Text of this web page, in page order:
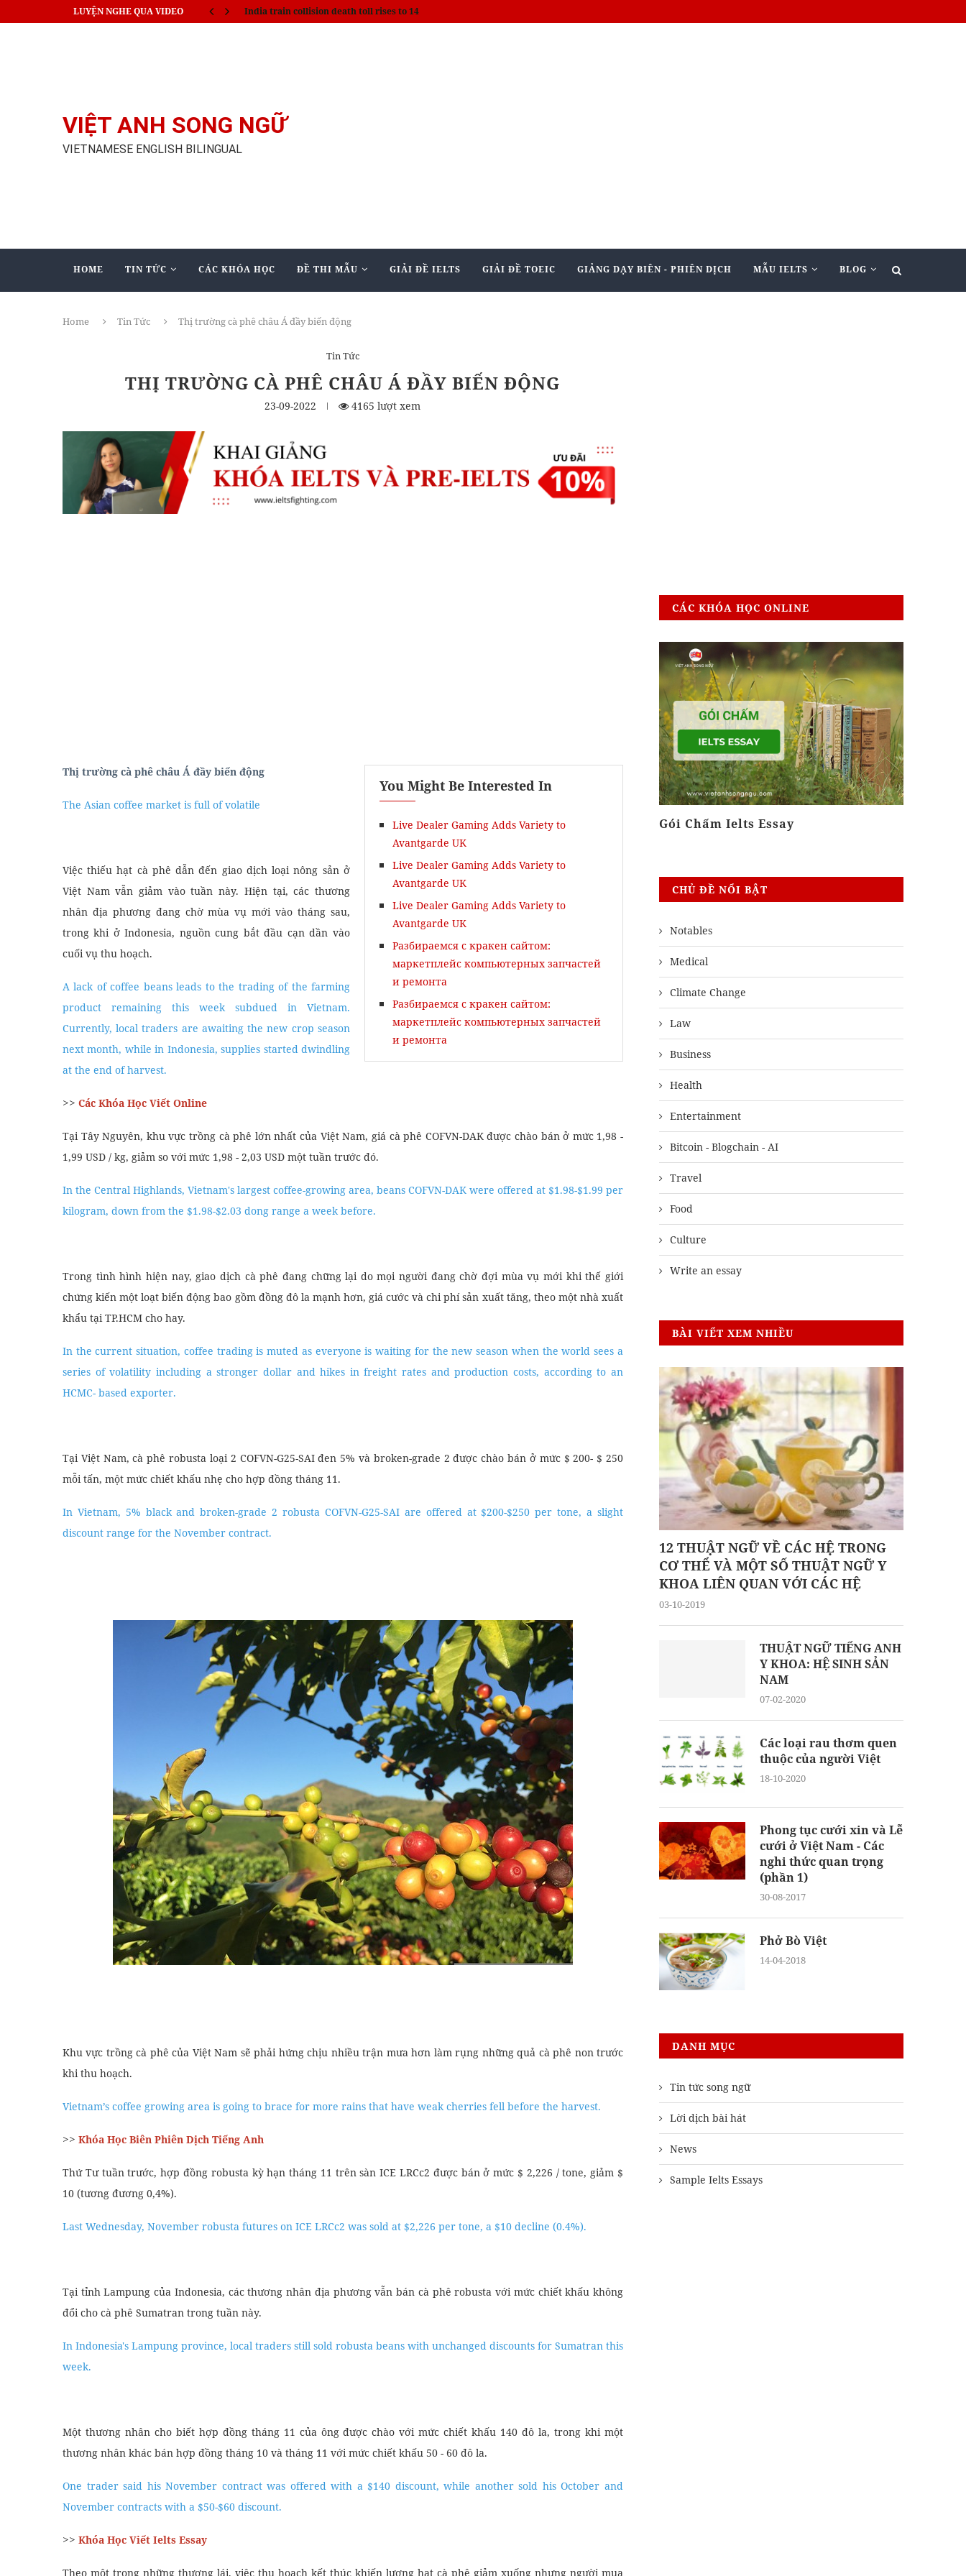
LUYỆN NGHE QUA VIDEO India train collision death toll rises to 14
VIỆT ANH SONG NGỮ
VIETNAMESE ENGLISH BILINGUAL
HOME TIN TỨC CÁC KHÓA HỌC ĐỀ THI MẪU GIẢI ĐỀ IELTS GIẢI ĐỀ TOEIC GIẢNG DẠY BIÊN - PHIÊN DỊCH MẪU IELTS BLOG
Home Tin Tức Thị trường cà phê châu Á đầy biến động
Tin Tức
THỊ TRƯỜNG CÀ PHÊ CHÂU Á ĐẦY BIẾN ĐỘNG
23-09-2022 4165 lượt xem
You Might Be Interested In
Live Dealer Gaming Adds Variety to
Avantgarde UK
Live Dealer Gaming Adds Variety to
Avantgarde UK
Live Dealer Gaming Adds Variety to
Avantgarde UK
Разбираемся с кракен сайтом:
маркетплейс компьютерных запчастей
и ремонта
Разбираемся с кракен сайтом:
маркетплейс компьютерных запчастей
и ремонта
Thị trường cà phê châu Á đầy biến động
The Asian coffee market is full of volatile
Việc thiếu hạt cà phê dẫn đến giao dịch loại nông sản ở
Việt Nam vẫn giảm vào tuần này. Hiện tại, các thương
nhân địa phương đang chờ mùa vụ mới vào tháng sau,
trong khi ở Indonesia, nguồn cung bắt đầu cạn dần vào
cuối vụ thu hoạch.
A lack of coffee beans leads to the trading of the farming
product remaining this week subdued in Vietnam.
Currently, local traders are awaiting the new crop season
next month, while in Indonesia, supplies started dwindling
at the end of harvest.
>> Các Khóa Học Viết Online
Tại Tây Nguyên, khu vực trồng cà phê lớn nhất của Việt Nam, giá cà phê COFVN-DAK được chào bán ở mức 1,98 -
1,99 USD / kg, giảm so với mức 1,98 - 2,03 USD một tuần trước đó.
In the Central Highlands, Vietnam's largest coffee-growing area, beans COFVN-DAK were offered at $1.98-$1.99 per
kilogram, down from the $1.98-$2.03 dong range a week before.
Trong tình hình hiện nay, giao dịch cà phê đang chững lại do mọi người đang chờ đợi mùa vụ mới khi thế giới
chứng kiến ​​một loạt biến động bao gồm đồng đô la mạnh hơn, giá cước và chi phí sản xuất tăng, theo một nhà xuất
khẩu tại TP.HCM cho hay.
In the current situation, coffee trading is muted as everyone is waiting for the new season when the world sees a
series of volatility including a stronger dollar and hikes in freight rates and production costs, according to an
HCMC- based exporter.
Tại Việt Nam, cà phê robusta loại 2 COFVN-G25-SAI đen 5% và broken-grade 2 được chào bán ở mức $ 200- $ 250
mỗi tấn, một mức chiết khấu nhẹ cho hợp đồng tháng 11.
In Vietnam, 5% black and broken-grade 2 robusta COFVN-G25-SAI are offered at $200-$250 per tone, a slight
discount range for the November contract.
Khu vực trồng cà phê của Việt Nam sẽ phải hứng chịu nhiều trận mưa hơn làm rụng những quả cà phê non trước
khi thu hoạch.
Vietnam’s coffee growing area is going to brace for more rains that have weak cherries fell before the harvest.
>> Khóa Học Biên Phiên Dịch Tiếng Anh
Thứ Tư tuần trước, hợp đồng robusta kỳ hạn tháng 11 trên sàn ICE LRCc2 được bán ở mức $ 2,226 / tone, giảm $
10 (tương đương 0,4%).
Last Wednesday, November robusta futures on ICE LRCc2 was sold at $2,226 per tone, a $10 decline (0.4%).
Tại tỉnh Lampung của Indonesia, các thương nhân địa phương vẫn bán cà phê robusta với mức chiết khấu không
đổi cho cà phê Sumatran trong tuần này.
In Indonesia's Lampung province, local traders still sold robusta beans with unchanged discounts for Sumatran this
week.
Một thương nhân cho biết hợp đồng tháng 11 của ông được chào với mức chiết khấu 140 đô la, trong khi một
thương nhân khác bán hợp đồng tháng 10 và tháng 11 với mức chiết khấu 50 - 60 đô la.
One trader said his November contract was offered with a $140 discount, while another sold his October and
November contracts with a $50-$60 discount.
>> Khóa Học Viết Ielts Essay
Theo một trong những thương lái, việc thu hoạch kết thúc khiến lượng hạt cà phê giảm xuống nhưng người mua
CÁC KHÓA HỌC ONLINE
Học Viết Email Gói Chấm Ielts Essay
CHỦ ĐỀ NỔI BẬT
Notables
Medical
Climate Change
Law
Business
Health
Entertainment
Bitcoin - Blogchain - AI
Travel
Food
Culture
Write an essay
BÀI VIẾT XEM NHIỀU
12 THUẬT NGỮ VỀ CÁC HỆ TRONG
CƠ THỂ VÀ MỘT SỐ THUẬT NGỮ Y
KHOA LIÊN QUAN VỚI CÁC HỆ
03-10-2019
THUẬT NGỮ TIẾNG ANH
Y KHOA: HỆ SINH SẢN
NAM
07-02-2020
Các loại rau thơm quen
thuộc của người Việt
18-10-2020
Phong tục cưới xin và Lễ
cưới ở Việt Nam - Các
nghi thức quan trọng
(phần 1)
30-08-2017
Phở Bò Việt
14-04-2018
DANH MỤC
Tin tức song ngữ
Lời dịch bài hát
News
Sample Ielts Essays